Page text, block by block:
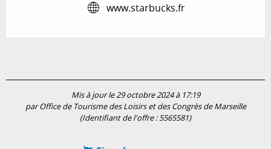
www.starbucks.fr
Mis à jour le 29 octobre 2024 à 17:19
par Office de Tourisme des Loisirs et des Congrès de Marseille
(Identifiant de l'offre :5565581)